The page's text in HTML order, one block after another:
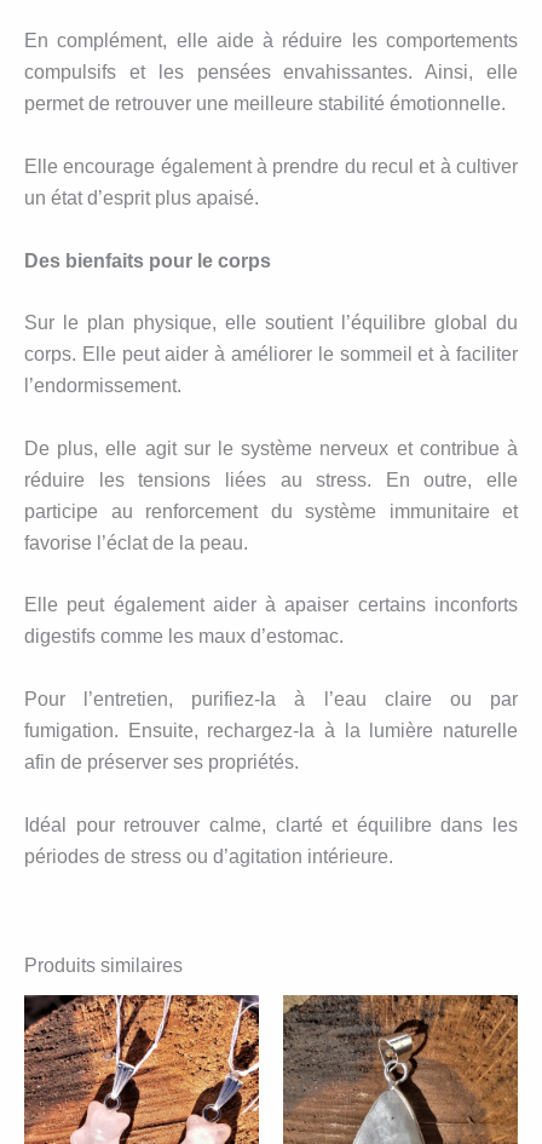
En complément, elle aide à réduire les comportements
compulsifs et les pensées envahissantes. Ainsi, elle
permet de retrouver une meilleure stabilité émotionnelle.
Elle encourage également à prendre du recul et à cultiver
un état d’esprit plus apaisé.
Des bienfaits pour le corps
Sur le plan physique, elle soutient l’équilibre global du
corps. Elle peut aider à améliorer le sommeil et à faciliter
l’endormissement.
De plus, elle agit sur le système nerveux et contribue à
réduire les tensions liées au stress. En outre, elle
participe au renforcement du système immunitaire et
favorise l’éclat de la peau.
Elle peut également aider à apaiser certains inconforts
digestifs comme les maux d’estomac.
Pour l’entretien, purifiez-la à l’eau claire ou par
fumigation. Ensuite, rechargez-la à la lumière naturelle
afin de préserver ses propriétés.
Idéal pour retrouver calme, clarté et équilibre dans les
périodes de stress ou d’agitation intérieure.
Produits similaires